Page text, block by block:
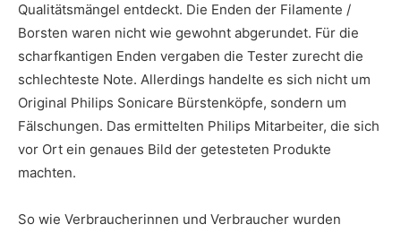
Qualitätsmängel entdeckt. Die Enden der Filamente /
Borsten waren nicht wie gewohnt abgerundet. Für die
scharfkantigen Enden vergaben die Tester zurecht die
schlechteste Note. Allerdings handelte es sich nicht um
Original Philips Sonicare Bürstenköpfe, sondern um
Fälschungen. Das ermittelten Philips Mitarbeiter, die sich
vor Ort ein genaues Bild der getesteten Produkte
machten.
So wie Verbraucherinnen und Verbraucher wurden